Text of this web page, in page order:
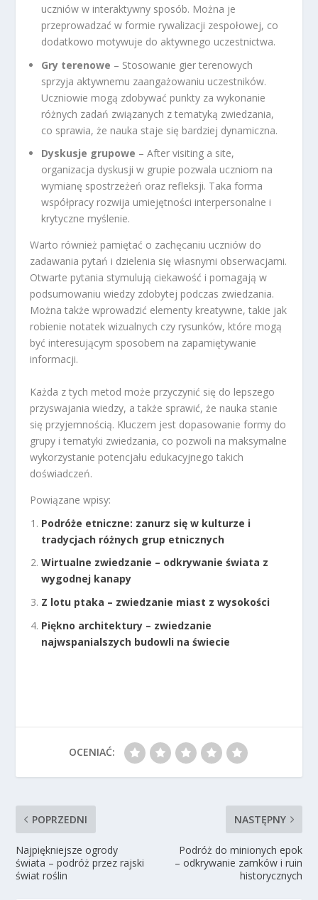
uczniów w interaktywny sposób. Można je
przeprowadzać w formie rywalizacji zespołowej, co
dodatkowo motywuje do aktywnego uczestnictwa.
Gry terenowe – Stosowanie gier terenowych
sprzyja aktywnemu zaangażowaniu uczestników.
Uczniowie mogą zdobywać punkty za wykonanie
różnych zadań związanych z tematyką zwiedzania,
co sprawia, że nauka staje się bardziej dynamiczna.
Dyskusje grupowe – After visiting a site,
organizacja dyskusji w grupie pozwala uczniom na
wymianę spostrzeżeń oraz refleksji. Taka forma
współpracy rozwija umiejętności interpersonalne i
krytyczne myślenie.
Warto również pamiętać o zachęcaniu uczniów do
zadawania pytań i dzielenia się własnymi obserwacjami.
Otwarte pytania stymulują ciekawość i pomagają w
podsumowaniu wiedzy zdobytej podczas zwiedzania.
Można także wprowadzić elementy kreatywne, takie jak
robienie notatek wizualnych czy rysunków, które mogą
być interesującym sposobem na zapamiętywanie
informacji.
Każda z tych metod może przyczynić się do lepszego
przyswajania wiedzy, a także sprawić, że nauka stanie
się przyjemnością. Kluczem jest dopasowanie formy do
grupy i tematyki zwiedzania, co pozwoli na maksymalne
wykorzystanie potencjału edukacyjnego takich
doświadczeń.
Powiązane wpisy:
Podróże etniczne: zanurz się w kulturze i
tradycjach różnych grup etnicznych
Wirtualne zwiedzanie – odkrywanie świata z
wygodnej kanapy
Z lotu ptaka – zwiedzanie miast z wysokości
Piękno architektury – zwiedzanie
najwspanialszych budowli na świecie
OCENIAĆ:
POPRZEDNI
Najpiękniejsze ogrody
świata – podróż przez rajski
świat roślin
NASTĘPNY
Podróż do minionych epok
– odkrywanie zamków i ruin
historycznych